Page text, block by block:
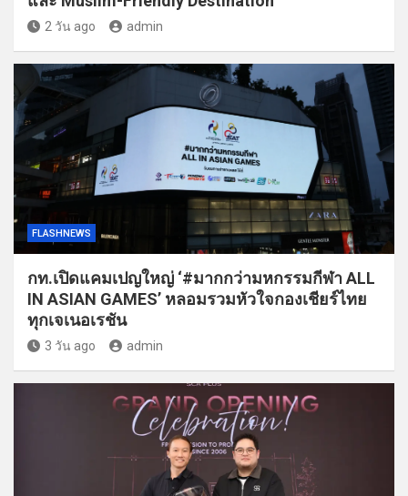
2 วัน ago admin
FLASHNEWS
กท.เปิดแคมเปญใหญ่ ‘#มากกว่ามหกรรมกีฬา ALL
IN ASIAN GAMES’ หลอมรวมหัวใจกองเชียร์ไทย
ทุกเจเนอเรชัน
3 วัน ago admin